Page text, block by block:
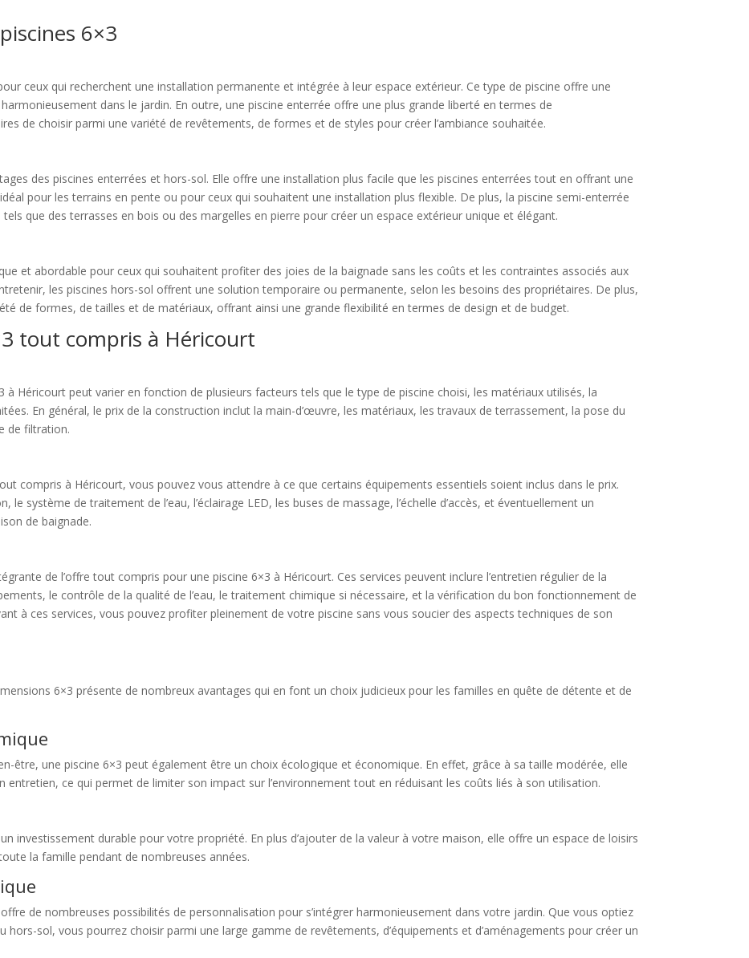
6×3
ceux qui recherchent une installation permanente et intégrée à leur espace extérieur. Ce type de piscine offre une
dans le jardin. En outre, une piscine enterrée offre une plus grande liberté en termes de
de choisir parmi une variété de revêtements, de formes et de styles pour créer l’ambiance souhaitée.
des piscines enterrées et hors-sol. Elle offre une installation plus facile que les piscines enterrées tout en offrant une
pour les terrains en pente ou pour ceux qui souhaitent une installation plus flexible. De plus, la piscine semi-enterrée
que des terrasses en bois ou des margelles en pierre pour créer un espace extérieur unique et élégant.
et abordable pour ceux qui souhaitent profiter des joies de la baignade sans les coûts et les contraintes associés aux
les piscines hors-sol offrent une solution temporaire ou permanente, selon les besoins des propriétaires. De plus,
de formes, de tailles et de matériaux, offrant ainsi une grande flexibilité en termes de design et de budget.
tout compris à Héricourt
à Héricourt peut varier en fonction de plusieurs facteurs tels que le type de piscine choisi, les matériaux utilisés, la
En général, le prix de la construction inclut la main-d’œuvre, les matériaux, les travaux de terrassement, la pose du
de filtration.
compris à Héricourt, vous pouvez vous attendre à ce que certains équipements essentiels soient inclus dans le prix.
système de traitement de l’eau, l’éclairage LED, les buses de massage, l’échelle d’accès, et éventuellement un
de baignade.
de l’offre tout compris pour une piscine 6×3 à Héricourt. Ces services peuvent inclure l’entretien régulier de la
le contrôle de la qualité de l’eau, le traitement chimique si nécessaire, et la vérification du bon fonctionnement de
à ces services, vous pouvez profiter pleinement de votre piscine sans vous soucier des aspects techniques de son
6×3 présente de nombreux avantages qui en font un choix judicieux pour les familles en quête de détente et de
être, une piscine 6×3 peut également être un choix écologique et économique. En effet, grâce à sa taille modérée, elle
entretien, ce qui permet de limiter son impact sur l’environnement tout en réduisant les coûts liés à son utilisation.
investissement durable pour votre propriété. En plus d’ajouter de la valeur à votre maison, elle offre un espace de loisirs
la famille pendant de nombreuses années.
de nombreuses possibilités de personnalisation pour s’intégrer harmonieusement dans votre jardin. Que vous optiez
sol, vous pourrez choisir parmi une large gamme de revêtements, d’équipements et d’aménagements pour créer un